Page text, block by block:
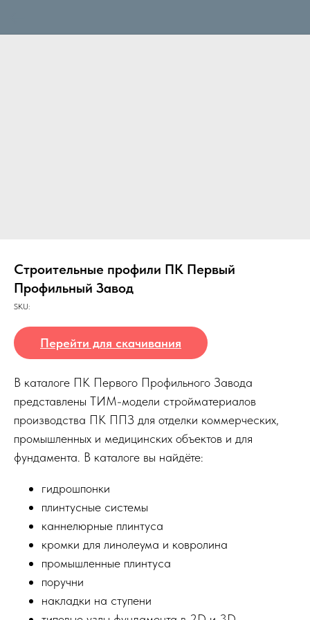
Строительные профили ПК Первый
Профильный Завод
SKU:
Перейти для скачивания
В каталоге ПК Первого Профильного Завода
представлены ТИМ-модели стройматериалов
производства ПК ППЗ для отделки коммерческих,
промышленных и медицинских объектов и для
фундамента. В каталоге вы найдёте:
гидрошпонки
плинтусные системы
каннелюрные плинтуса
кромки для линолеума и ковролина
промышленные плинтуса
поручни
накладки на ступени